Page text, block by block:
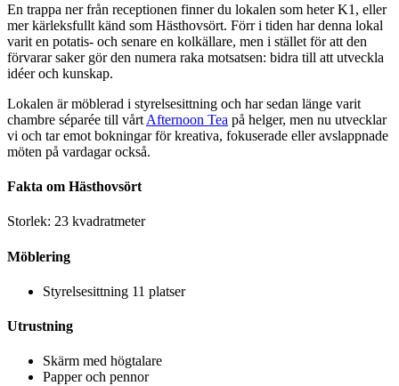
En trappa ner från receptionen finner du lokalen som heter K1, eller
mer kärleksfullt känd som Hästhovsört. Förr i tiden har denna lokal
varit en potatis- och senare en kolkällare, men i stället för att den
förvarar saker gör den numera raka motsatsen: bidra till att utveckla
idéer och kunskap.
Lokalen är möblerad i styrelsesittning och har sedan länge varit
chambre séparée till vårt Afternoon Tea på helger, men nu utvecklar
vi och tar emot bokningar för kreativa, fokuserade eller avslappnade
möten på vardagar också.
Fakta om Hästhovsört
Storlek: 23 kvadratmeter
Möblering
Styrelsesittning 11 platser
Utrustning
Skärm med högtalare
Papper och pennor